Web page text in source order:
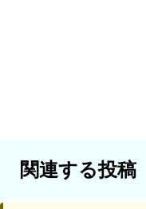
関連する投稿